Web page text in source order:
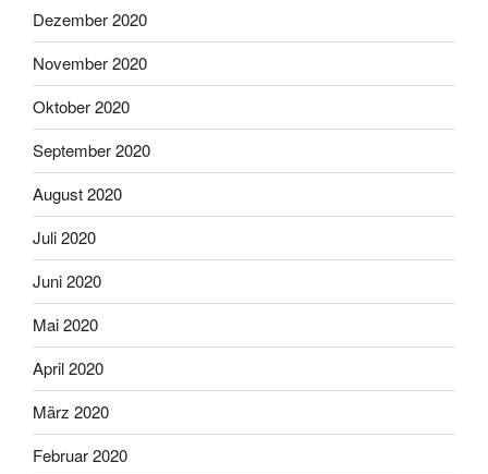
Dezember 2020
November 2020
Oktober 2020
September 2020
August 2020
Juli 2020
Juni 2020
Mai 2020
April 2020
März 2020
Februar 2020